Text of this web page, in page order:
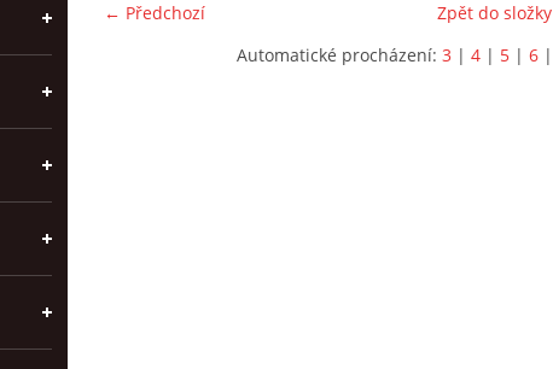
← Předchozí
Zpět do složky
Automatické procházení: 3 | 4 | 5 | 6 |